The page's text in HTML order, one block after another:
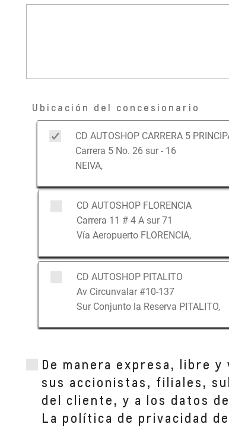
Ubicación del concesionario
CD AUTOSHOP CARRERA 5
Carrera 5 No. 26 sur - 16
NEIVA,
CD AUTOSHOP FLORENCIA
Carrera 11 # 4 A sur 71
Vía Aeropuerto FLORENCIA,
CD AUTOSHOP PITALITO
Av Circunvalar #10-137
Sur Conjunto la Reserva PITALITO,
CARRERA 5 NRO. 27-70 SUR
NEIVA, HUILA
CD AUTOSHOP CHIA
De manera expresa, libre
sus accionistas, filiales,
del cliente, y a los datos
La política de privacidad